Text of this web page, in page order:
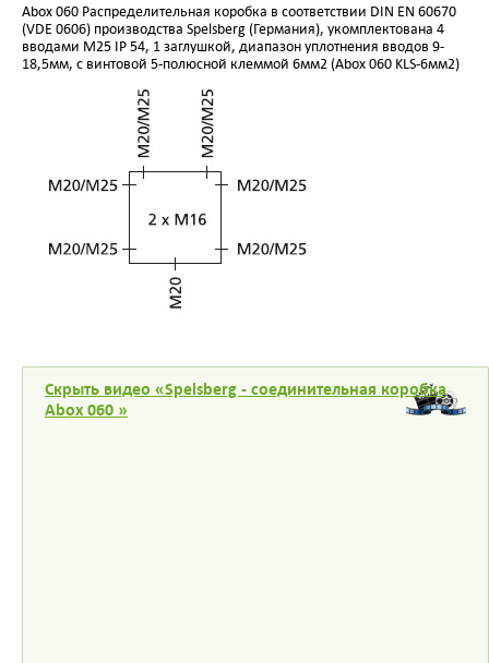
Abox 060 Распределительная коробка в соответствии DIN EN 60670
(VDE 0606) производства Spelsberg (Германия), укомплектована 4
вводами М25 IP 54, 1 заглушкой, диапазон уплотнения вводов 9-
18,5мм, с винтовой 5-полюсной клеммой 6мм2 (Abox 060 KLS-6мм2)
Скрыть видео «Spelsberg - соединительная коробка
Abox 060 »